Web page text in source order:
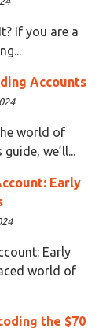
If you are a
Accounts
world of
we’ll...
Early
Early
world of
the $70